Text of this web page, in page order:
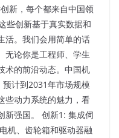
新，每个都来自中国领
些创新基于真实数据和
活。我们会用简单的话
无论你是工程师、学生
术的前沿动态。中国机
预计到2031年市场规模
些动力系统的魅力，看
新强国。​ 创新1: 集成伺
机、齿轮箱和驱动器融